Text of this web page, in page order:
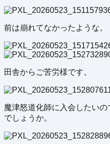
前は崩れてなかったような。
田舎からご苦労様です。
魔津怒道化師に入会したい
でしょうか。